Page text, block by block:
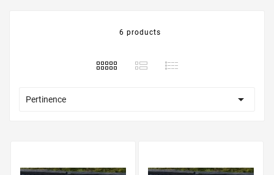
6 products
Pertinence 